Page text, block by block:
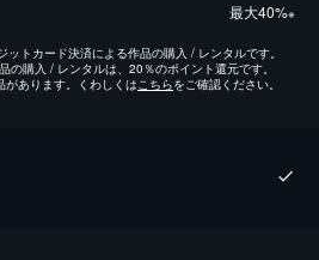
最⼤40%※
トカード決済による作品の購入 / レンタルです。
の購入 / レンタルは、20％のポイント還元です。
あります。くわしくはこちらをご確認ください。